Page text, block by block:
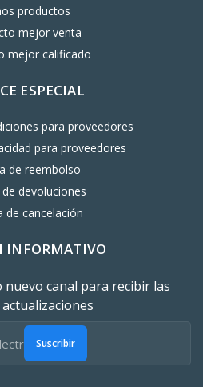
productos
mejor venta
mejor calificado
ESPECIAL
para proveedores
para proveedores
de reembolso
devoluciones
de cancelación
INFORMATIVO
canal para recibir las
Suscribir